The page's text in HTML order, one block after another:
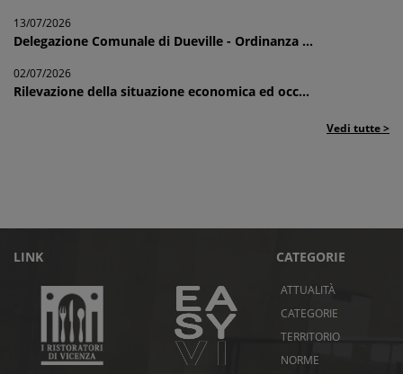
13/07/2026
Delegazione Comunale di Dueville - Ordinanza ...
02/07/2026
Rilevazione della situazione economica ed occ...
Vedi tutte >
LINK CATEGORIE
ATTUALITÀ
CATEGORIE
TERRITORIO
NORME